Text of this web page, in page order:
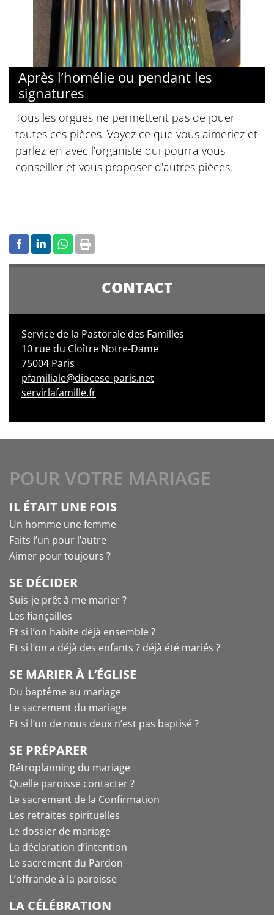
Après l’homélie ou pendant les
signatures
Tous les orgues ne permettent pas de jouer
toutes ces pièces. Voyez ce que vous aimeriez et
parlez-en avec l’organiste qui pourra vous
conseiller et vous proposer d'autres pièces.
CONTACT
Service de la Pastorale des Familles
10 rue du Cloître Notre-Dame
75004 Paris
pfamiliale@diocese-paris.net
servirlafamille.fr
POUR VOTRE MARIAGE
IL ÉTAIT UNE FOIS
Un homme une femme
Faits l’un pour l’autre
Aimer pour toujours ?
SE DÉCIDER
Suis-je prêt à me marier ?
Les fiançailles
Et si l’on habite déjà ensemble ?
Et si l’on a déjà des enfants ? déjà été mariés ?
SE MARIER À L’ÉGLISE
Du baptême au mariage
Le sacrement du mariage
Et si l’un de nous deux n’est pas baptisé ?
SE PRÉPARER
Rétroplanning du mariage
Quelle paroisse contacter ?
Le sacrement de la Confirmation
Les retraites spirituelles
Le dossier de mariage
La déclaration d’intention
Le sacrement du Pardon
L’offrande à la paroisse
LA CÉLÉBRATION